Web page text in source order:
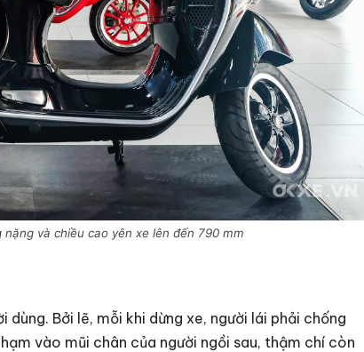
và chiều cao yên xe lên đến 790 mm
Bởi lẽ, mỗi khi dừng xe, người lái phải chống
vào mũi chân của người ngồi sau, thậm chí còn